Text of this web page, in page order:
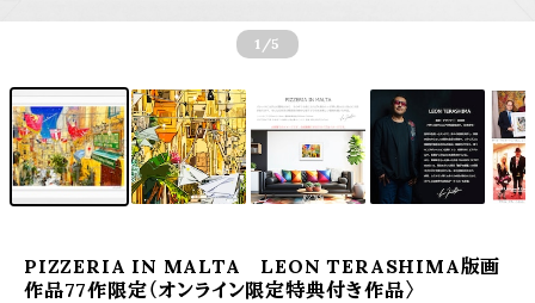
1 /5
PIZZERIA IN MALTA LEON TERASHIMA版画
作品77作限定（オンライン限定特典付き作品〉